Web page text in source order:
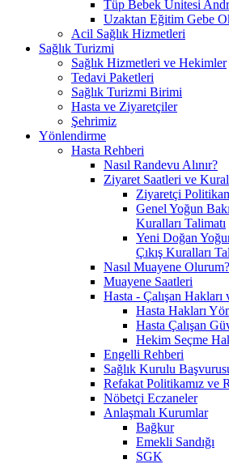
Tüp Bebek Ünitesi
Uzaktan Eğitim Gebe
Acil Sağlık Hizmetleri
Sağlık Turizmi
Sağlık Hizmetleri ve Hekimler
Tedavi Paketleri
Sağlık Turizmi Birimi
Hasta ve Ziyaretçiler
Şehrimiz
Yönlendirme
Hasta Rehberi
Nasıl Randevu Alınır?
Ziyaret Saatleri ve
Ziyaretçi
Genel Yoğun
Kuralları Talimatı
Yeni Doğan
Çıkış Kuralları
Nasıl Muayene Olurum?
Muayene Saatleri
Hasta - Çalışan Hakları
Hasta Hakları
Hasta Çalışan
Hekim Seçme
Engelli Rehberi
Sağlık Kurulu
Refakat Politikamız ve
Nöbetçi Eczaneler
Anlaşmalı Kurumlar
Bağkur
Emekli Sandığı
SGK